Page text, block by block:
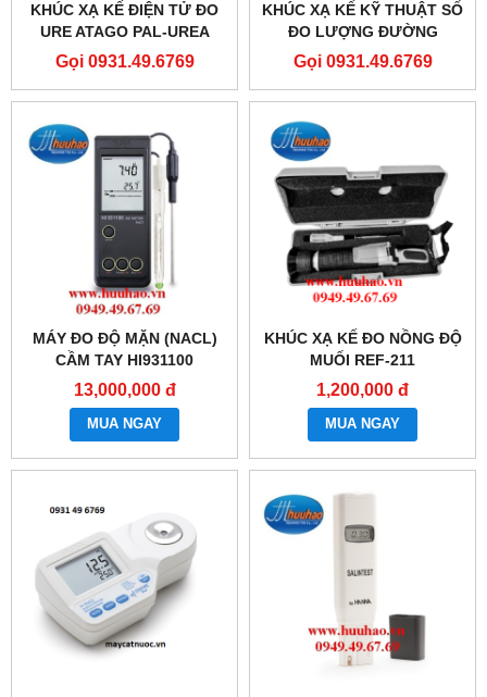
KHÚC XẠ KẾ ĐIỆN TỬ ĐO
URE ATAGO PAL-UREA
Gọi 0931.49.6769
KHÚC XẠ KẾ KỸ THUẬT SỐ
ĐO LƯỢNG ĐƯỜNG
TRONG RƯỢU VANG
Gọi 0931.49.6769
MÁY ĐO ĐỘ MẶN (NACL)
CẦM TAY HI931100
13,000,000 đ
MUA NGAY
KHÚC XẠ KẾ ĐO NỒNG ĐỘ
MUỐI REF-211
1,200,000 đ
MUA NGAY